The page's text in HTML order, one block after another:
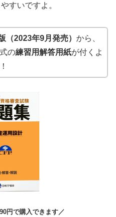
すいですよ。
（2023年9月発売） から、
の練習用解答用紙が付くよ
円で購入できます／